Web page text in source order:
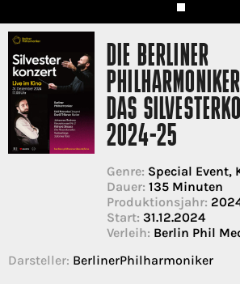
DIE BERLINER
DAS
2024-25
Genre: Special Event,
Dauer: 135 Minuten
Produktionsjahr:
Start: 31.12.2024
Verleih: Berlin Phil
Darsteller: BerlinerPhilharmoniker